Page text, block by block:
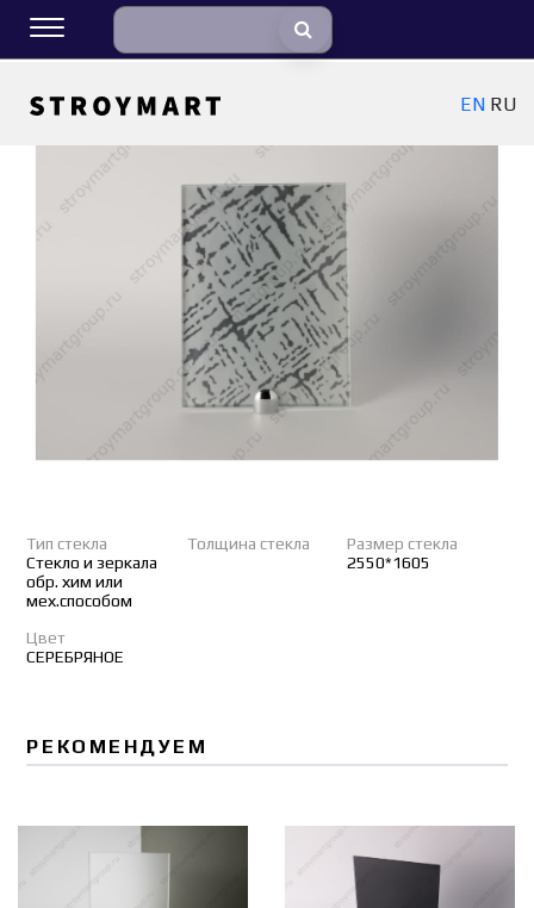
EN RU
Тип стекла
Стекло и зеркала
обр. хим или
мех.способом
Толщина стекла
Размер стекла
2550*1605
Цвет
СЕРЕБРЯНОЕ
РЕКОМЕНДУЕМ